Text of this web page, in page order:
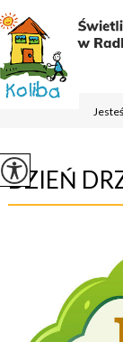
DZIEŃ